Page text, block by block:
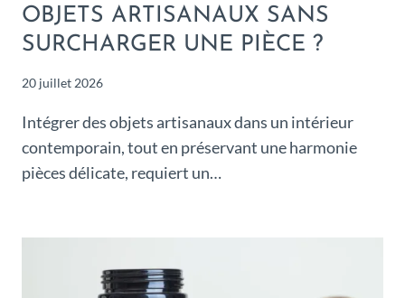
OBJETS ARTISANAUX SANS
SURCHARGER UNE PIÈCE ?
20 juillet 2026
Intégrer des objets artisanaux dans un intérieur
contemporain, tout en préservant une harmonie
pièces délicate, requiert un…